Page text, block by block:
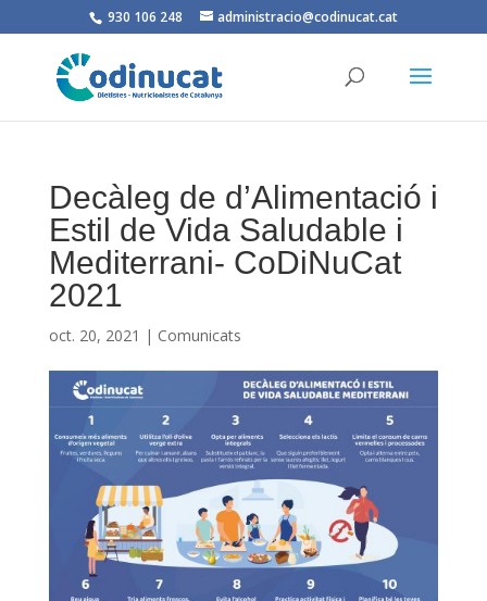
930 106 248 administracio@codinucat.cat
Decàleg de d’Alimentació i
Estil de Vida Saludable i
Mediterrani- CoDiNuCat
2021
oct. 20, 2021 | Comunicats